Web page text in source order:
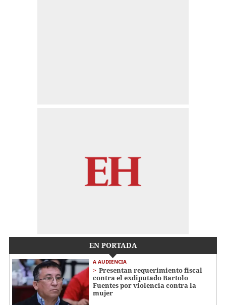
EN PORTADA
A AUDIENCIA
Presentan requerimiento fiscal
contra el exdiputado Bartolo
Fuentes por violencia contra la
mujer